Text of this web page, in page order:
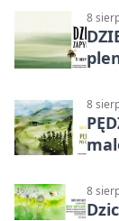
8
8
8